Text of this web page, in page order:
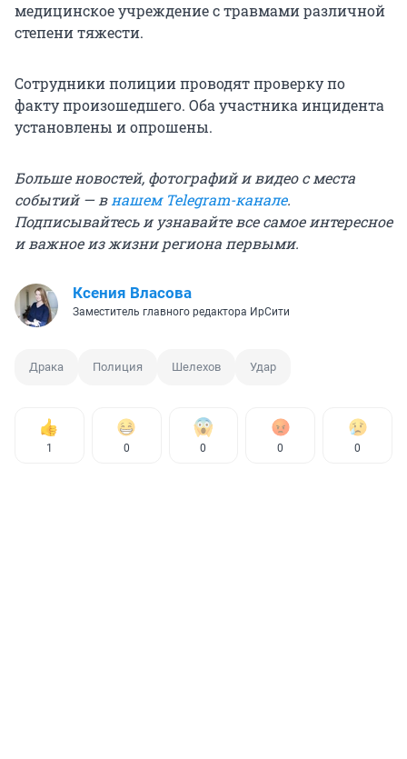
медицинское учреждение с травмами различной
степени тяжести.
Сотрудники полиции проводят проверку по
факту произошедшего. Оба участника инцидента
установлены и опрошены.
Больше новостей, фотографий и видео с места
событий — внашем Telegram-канале.
Подписывайтесь и узнавайте все самое интересное
и важное из жизни региона первыми.
Ксения Власова
Заместитель главного редактора ИрСити
Драка Полиция Шелехов Удар
1 0 0 0 0